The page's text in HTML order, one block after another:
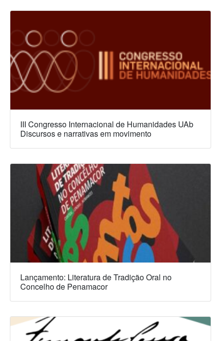
III Congresso Internacional de Humanidades UAb
Discursos e narrativas em movimento
Lançamento: Literatura de Tradição Oral no
Concelho de Penamacor